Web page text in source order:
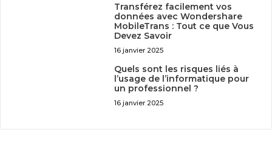
Transférez facilement vos
données avec Wondershare
MobileTrans : Tout ce que Vous
Devez Savoir
16 janvier 2025
Quels sont les risques liés à
l’usage de l’informatique pour
un professionnel ?
16 janvier 2025